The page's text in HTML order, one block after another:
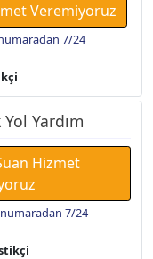
Veremiyoruz
7/24
Yardım
Hizmet
7/24